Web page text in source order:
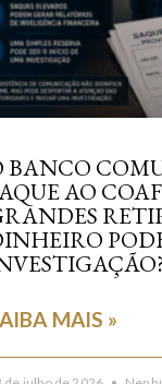
BANCO
AO
MAIS »